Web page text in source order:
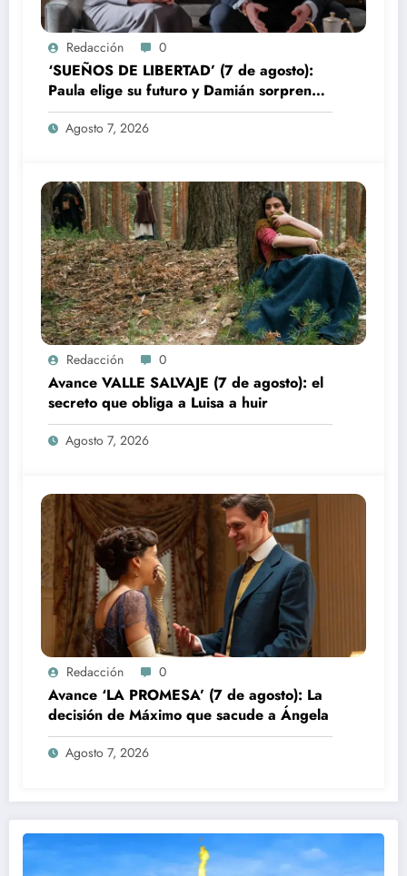
Redacción 0
‘SUEÑOS DE LIBERTAD’ (7 de agosto):
Paula elige su futuro y Damián sorprende
a Bianca
Agosto 7, 2026
Redacción 0
Avance VALLE SALVAJE (7 de agosto): el
secreto que obliga a Luisa a huir
Agosto 7, 2026
Redacción 0
Avance ‘LA PROMESA’ (7 de agosto): La
decisión de Máximo que sacude a Ángela
Agosto 7, 2026